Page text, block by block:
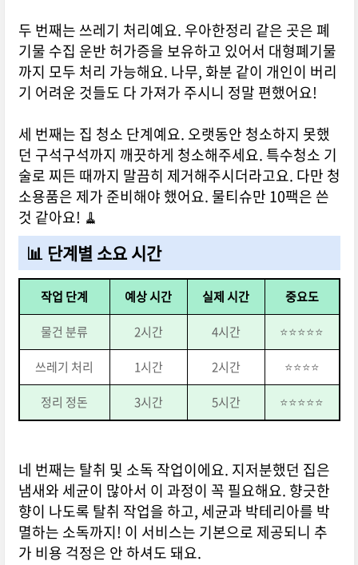
두 번째는 쓰레기 처리예요. 우아한정리 같은 곳은 폐
기물 수집 운반 허가증을 보유하고 있어서 대형폐기물
까지 모두 처리 가능해요. 나무, 화분 같이 개인이 버리
기 어려운 것들도 다 가져가 주시니 정말 편했어요!
세 번째는 집 청소 단계예요. 오랫동안 청소하지 못했
던 구석구석까지 깨끗하게 청소해주세요. 특수청소 기
술로 찌든 때까지 말끔히 제거해주시더라고요. 다만 청
소용품은 제가 준비해야 했어요. 물티슈만 10팩은 쓴
것 같아요! 🧹
📊 단계별 소요 시간
작업 단계 예상 시간 실제 시간
중요도
물건 분류
2시간 4시간
⭐⭐⭐⭐⭐
쓰레기 처리
1시간 2시간
⭐⭐⭐⭐
정리 정돈
3시간 5시간 ⭐⭐⭐⭐⭐
네 번째는 탈취 및 소독 작업이에요. 지저분했던 집은
냄새와 세균이 많아서 이 과정이 꼭 필요해요. 향긋한
향이 나도록 탈취 작업을 하고, 세균과 박테리아를 박
멸하는 소독까지! 이 서비스는 기본으로 제공되니 추
가 비용 걱정은 안 하셔도 돼요.